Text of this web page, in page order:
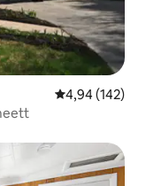
Xếp hạng
4,94 (142)